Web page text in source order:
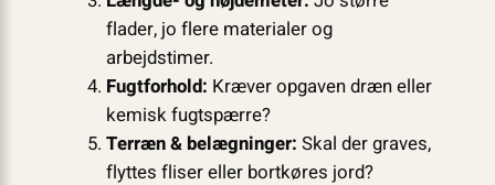
flader, jo flere materialer og
arbejdstimer.
Fugtforhold: Kræver opgaven dræn eller
kemisk fugtspærre?
Terræn & belægninger: Skal der graves,
flyttes fliser eller bortkøres jord?